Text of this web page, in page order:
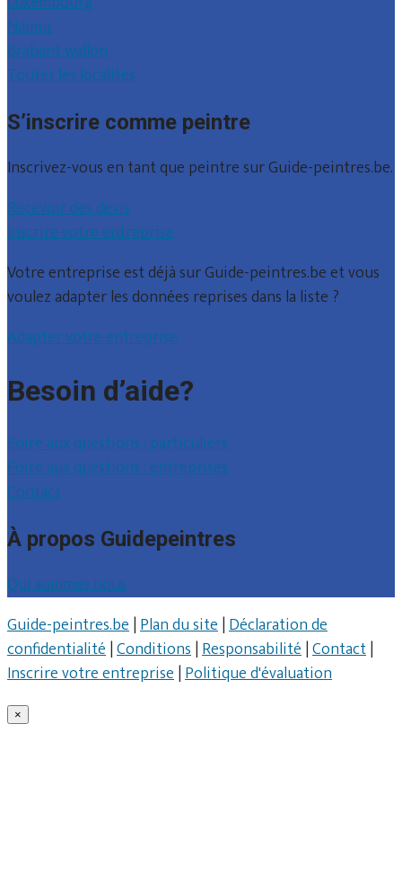
Namur
Brabant wallon
Toutes les localités
S’inscrire comme peintre
Inscrivez-vous en tant que peintre sur Guide-peintres.be.
Recevoir des devis
Inscrire votre entreprise
Votre entreprise est déjà sur Guide-peintres.be et vous
voulez adapter les données reprises dans la liste ?
Adapter votre entreprise
Besoin d’aide?
Foire aux questions : particuliers
Foire aux questions : entreprises
Contact
À propos Guidepeintres
Qui sommes nous
Guide-peintres.be|Plan du site|Déclaration de
confidentialité|Conditions|Responsabilité|Contact|
Inscrire votre entreprise|Politique d'évaluation
×